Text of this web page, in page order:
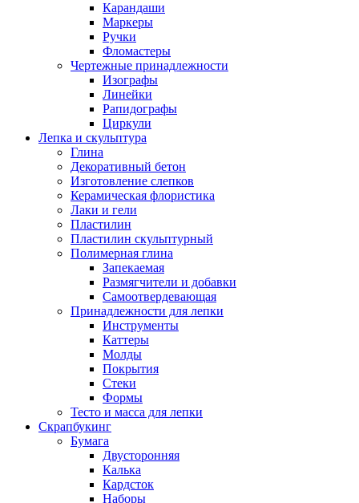
Карандаши
Маркеры
Ручки
Фломастеры
Чертежные принадлежности
Изографы
Линейки
Рапидографы
Циркули
Лепка и скульптура
Глина
Декоративный бетон
Изготовление слепков
Керамическая флористика
Лаки и гели
Пластилин
Пластилин скульптурный
Полимерная глина
Запекаемая
Размягчители и добавки
Самоотвердевающая
Принадлежности для лепки
Инструменты
Каттеры
Молды
Покрытия
Стеки
Формы
Тесто и масса для лепки
Скрапбукинг
Бумага
Двусторонняя
Калька
Кардсток
Наборы